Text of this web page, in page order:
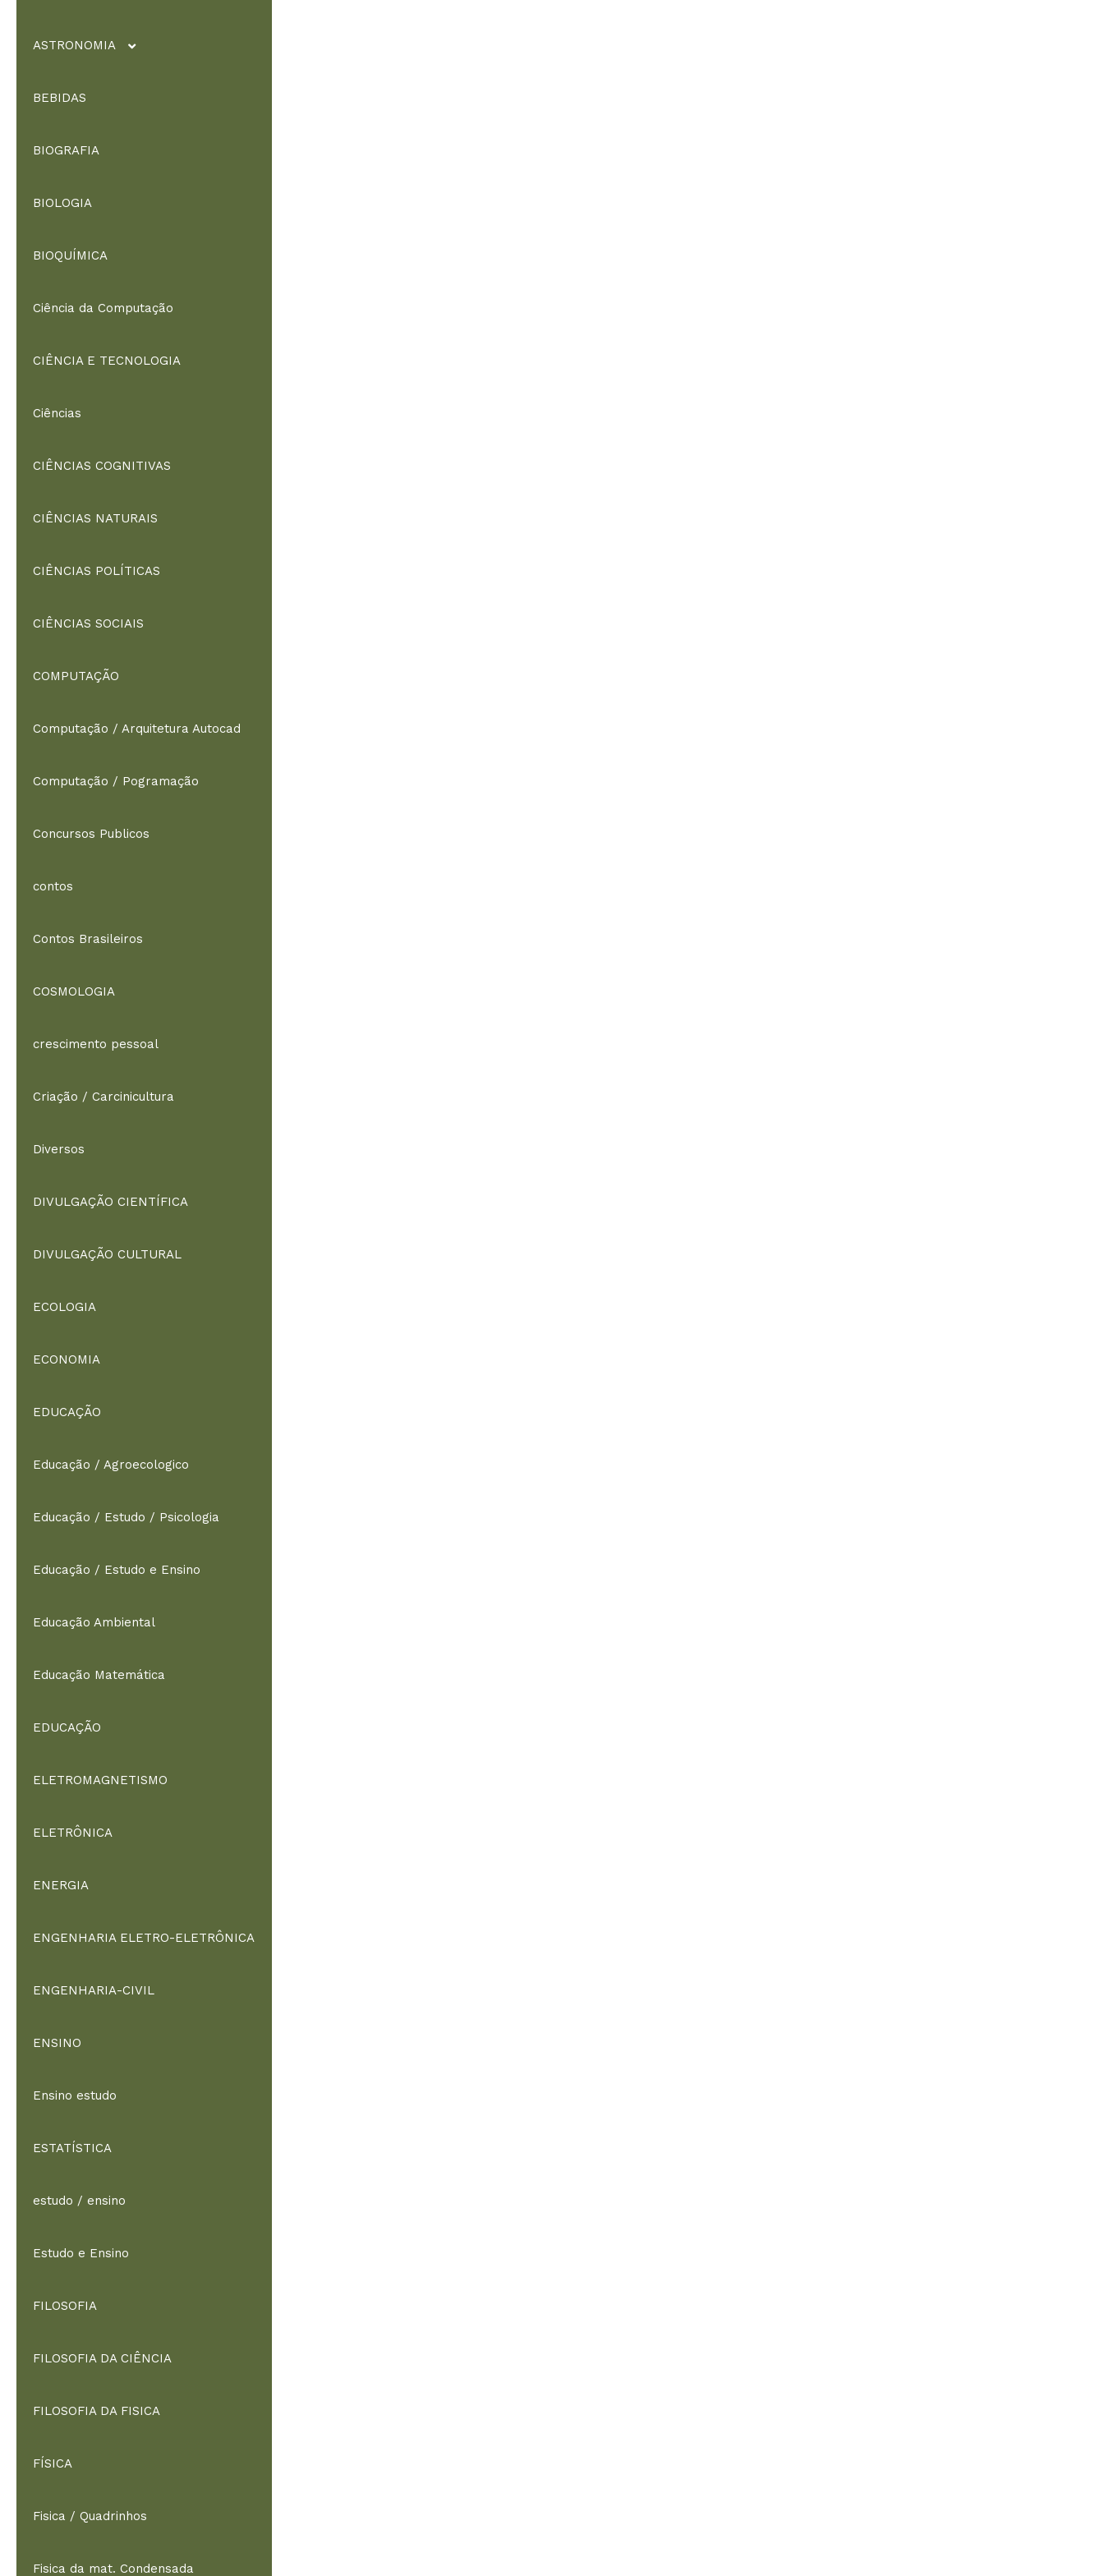
ASTRONOMIA
Astronomia / Fisica
BEBIDAS
BIOGRAFIA
BIOLOGIA
BIOQUÍMICA
Ciência da Computação
CIÊNCIA E TECNOLOGIA
Ciências
CIÊNCIAS COGNITIVAS
CIÊNCIAS NATURAIS
CIÊNCIAS POLÍTICAS
CIÊNCIAS SOCIAIS
COMPUTAÇÃO
Computação / Arquitetura Autocad
Computação / Pogramação
Concursos Publicos
contos
Contos Brasileiros
COSMOLOGIA
crescimento pessoal
Criação / Carcinicultura
Diversos
DIVULGAÇÃO CIENTÍFICA
DIVULGAÇÃO CULTURAL
ECOLOGIA
ECONOMIA
EDUCAÇÃO
Educação / Agroecologico
Educação / Estudo / Psicologia
Educação / Estudo e Ensino
Educação Ambiental
Educação Matemática
EDUCAÇÃO
ELETROMAGNETISMO
ELETRÔNICA
ENERGIA
ENGENHARIA ELETRO-ELETRÔNICA
ENGENHARIA-CIVIL
ENSINO
Ensino estudo
ESTATÍSTICA
estudo / ensino
Estudo e Ensino
FILOSOFIA
FILOSOFIA DA CIÊNCIA
FILOSOFIA DA FISICA
FÍSICA
Fisica / Quadrinhos
Fisica da mat. Condensada